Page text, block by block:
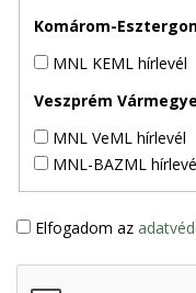
Komárom-
MNL KEML hírlevél
Veszprém
MNL VeML hírlevél
MNL-BAZML
Elfogadom az